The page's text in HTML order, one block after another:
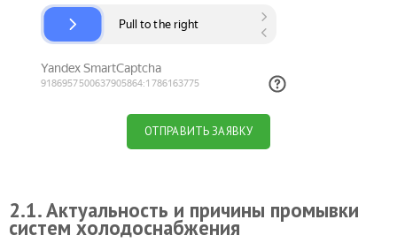
ОТПРАВИТЬ ЗАЯВКУ
2.1. Актуальность и причины промывки
систем холодоснабжения